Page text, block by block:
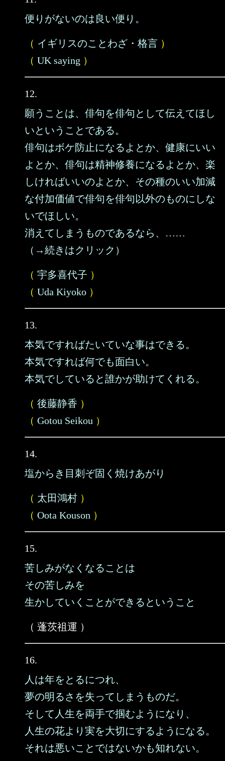
便りがないのは良い便り。
（ イギリスのことわざ・格言 ）
（ UK saying ）
12.
願うことは、俳句を俳句として伝えてほし
いということである。
俳句はボケ防止になるよとか、健康にいい
よとか、俳句は精神修養になるよとか、楽
しければいいのよとか、その種のいい加減
な付加価値で俳句を俳句以外のものにしな
いでほしい。
消えてしまうものであるなら、……
（→続きはクリック）
（ 宇多喜代子 ）
（ Uda Kiyoko ）
13.
本気ですればたいていな事はできる。
本気ですれば何でも面白い。
本気でしていると誰かが助けてくれる。
（ 後藤静香 ）
（ Gotou Seikou ）
14.
塩からき目刺ぞ固く焼けあがり
（ 太田鴻村 ）
（ Oota Kouson ）
15.
苦しみがなくなることは
その苦しみを
生かしていくことができるということ
（ 蓬茨祖運 ）
16.
人は年をとるにつれ、
夢の明るさを失ってしまうものだ。
そして人生を両手で掴むようになり、
人生の花より実を大切にするようになる。
それは悪いことではないかも知れない。